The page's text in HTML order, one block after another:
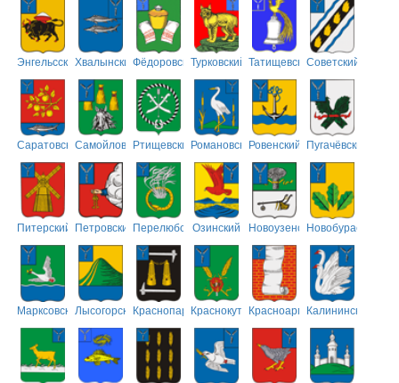
ЭнгельсскийХвалынскийФёдоровскийТурковский ТатищевскийСоветский
СаратовскийСамойловскийРтищевскийРомановскийРовенский Пугачёвский
Питерский ПетровскийПерелюбскийОзинский НовоузенскийНовобурасский
МарксовскийЛысогорскийКраснопартизанский
КраснокутскийКрасноармейский
Калининский